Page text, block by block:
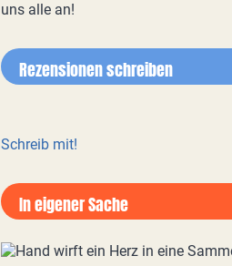
uns alle an!
Rezensionen schreiben
Schreib mit!
In eigener Sache